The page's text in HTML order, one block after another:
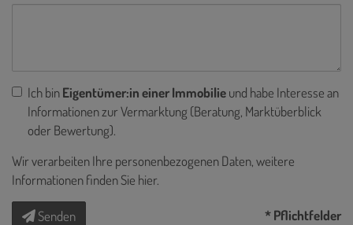
Ich binEigentümer:in einer Immobilieund habe Interesse an
Informationen zur Vermarktung (Beratung, Marktüberblick
oder Bewertung).
Wir verarbeiten Ihre personenbezogenen Daten, weitere
Informationen finden Sie hier.
Senden * Pflichtfelder